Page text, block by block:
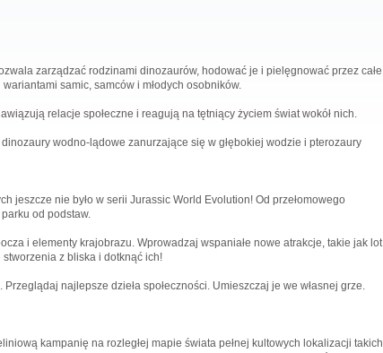
zarządzać rodzinami dinozaurów, hodować je i pielęgnować przez całe
samic, samców i młodych osobników.
relacje społeczne i reagują na tętniący życiem świat wokół nich.
wodno-lądowe zanurzające się w głębokiej wodzie i pterozaury
jeszcze nie było w serii Jurassic World Evolution! Od przełomowego
od podstaw.
i elementy krajobrazu. Wprowadzaj wspaniałe nowe atrakcje, takie jak lot
z bliska i dotknąć ich!
najlepsze dzieła społeczności. Umieszczaj je we własnej grze.
kampanię na rozległej mapie świata pełnej kultowych lokalizacji takich